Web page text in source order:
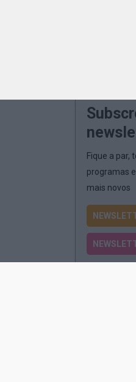
Fique a par,
programas
mais novos